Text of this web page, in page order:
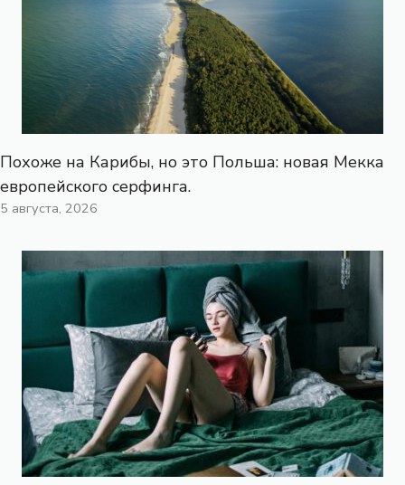
Похоже на Карибы, но это Польша: новая Мекка
европейского серфинга.
5 августа, 2026